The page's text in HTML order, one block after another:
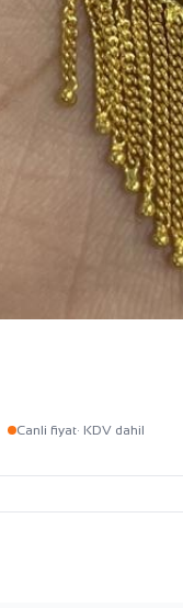
Canli fiyat· KDV dahil